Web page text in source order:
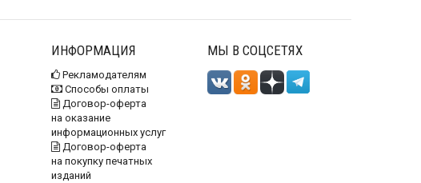
ИНФОРМАЦИЯ
Рекламодателям
Способы оплаты
Договор-оферта
на оказание
информационных услуг
Договор-оферта
на покупку печатных
изданий
МЫ В СОЦСЕТЯХ